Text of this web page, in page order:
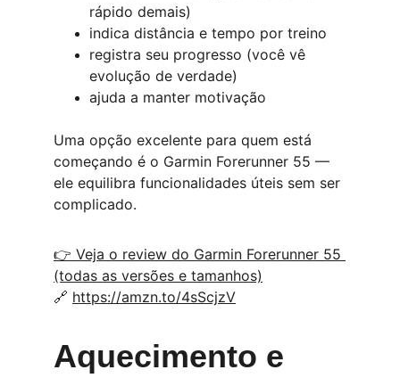
rápido demais)
indica distância e tempo por treino
registra seu progresso (você vê
evolução de verdade)
ajuda a manter motivação
Uma opção excelente para quem está
começando é o Garmin Forerunner 55 —
ele equilibra funcionalidades úteis sem ser
complicado.
👉 Veja o review do Garmin Forerunner 55
(todas as versões e tamanhos)
🔗 https://amzn.to/4sScjzV
Aquecimento e